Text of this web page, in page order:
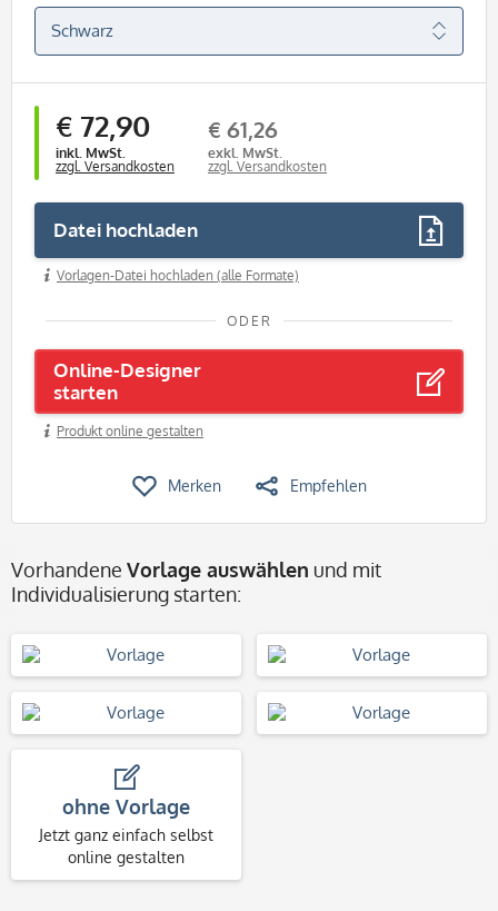
€ 72,90
inkl. MwSt.
zzgl. Versandkosten
€ 61,26
exkl. MwSt.
zzgl. Versandkosten
Datei hochladen
Vorlagen-Datei hochladen (alle Formate)
ODER
Online-Designer
starten
Produkt online gestalten
Merken Empfehlen
Vorhandene Vorlage auswählen und mit
Individualisierung starten:
ohne Vorlage
Jetzt ganz einfach selbst
online gestalten